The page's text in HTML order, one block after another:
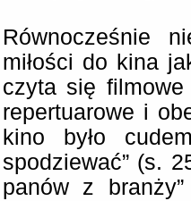
Równocześnie
miłości do kina
czyta się
repertuarowe i
kino było
spodziewać” (s.
panów z